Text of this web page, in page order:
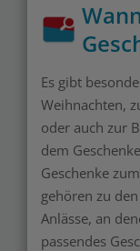
Es gibt
Weihnachten,
oder auch zur
dem
Geschenke
gehören zu
Anlässe, an
passendes